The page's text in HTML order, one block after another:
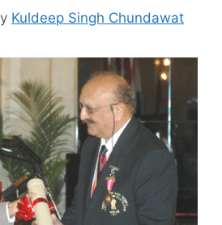
Kuldeep Singh Chundawat